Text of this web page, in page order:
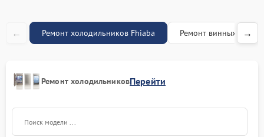
← Ремонт холодильников Fhiaba Ремонт винных →
Ремонт холодильниковПерейти